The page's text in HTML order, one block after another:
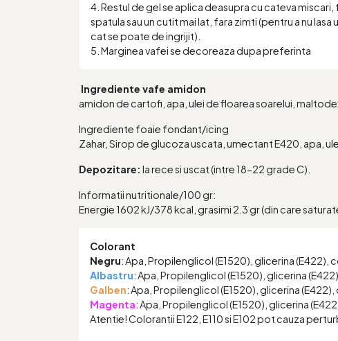
4. Restul de gel se aplica deasupra cu cateva
spatula sau un cutit mai lat, fara zimti (pentru a nu lasa
cat se poate de ingrijit).
5. Marginea vafei se decoreaza dupa preferinta
Ingrediente vafe amidon
amidon de cartofi, apa, ulei de floarea soarelui,
Ingrediente foaie fondant/icing
Zahar, Sirop de glucoza uscata, umectant E420, apa,
Depozitare: la rece si uscat (intre 18-22 grade C).
Informatii nutritionale/100 gr:
Energie 1602 kJ/378 kcal, grasimi 2.3 gr (din care
Colorant
Negru: Apa, Propilenglicol (E1520), glicerina (E422),
Albastru: Apa, Propilenglicol (E1520), glicerina
Galben: Apa, Propilenglicol (E1520), glicerina
Magenta: Apa, Propilenglicol (E1520), glicerina
Atentie! Colorantii E122, E110 si E102 pot cauza